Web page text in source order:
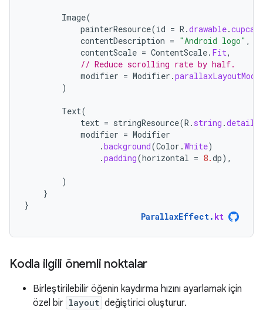
Image(
painterResource(id = R .drawable.
contentDescription = "Android logo" ,
contentScale = ContentScale. Fit,
// Reduce scrolling rate by half.
modifier = Modifier .
)
Text(
text = stringResource(R . string .
modifier = Modifier
.background(Color .White)
.padding(horizontal = 8.dp),
)
}
}
ParallaxEffect. kt
Kodla ilgili önemli noktalar
Birleştirilebilir öğenin kaydırma hızını ayarlamak için
özel bir layout değiştirici oluşturur.